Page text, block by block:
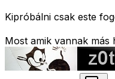
Kipróbálni csak este
Most amik vannak